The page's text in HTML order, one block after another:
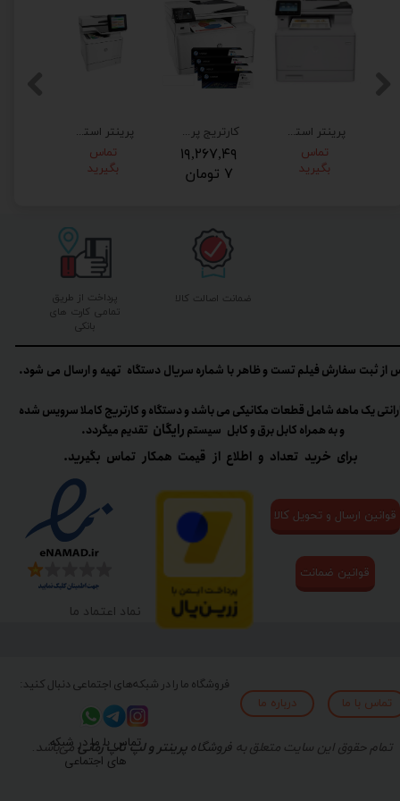
پرینتر استوک چندکاره لیزری رنگی اچ پی مدل M577dn
تماس
بگیرید
کارتریج پرینتر لیزری رنگی اچ پی HP M277dw
۱۹,۲۶۷,۴۹
۷ تومان
پرینتر استوک چند کاره لیزری رنگی اچ پی مدل HP MFP M477fnw
تماس
بگیرید
تمام حقوق این سایت متعلق به فروشگاهپرینتر و لپ تاپ زمانی می‌باشد.
پرداخت از طریق
تمامی کارت های
بانکی
ضمانت اصالت کالا
فروشگاه ما را در شبکه‌های اجتماعی دنبال کنید:
نماد اعتماد ما
تماس با ما درباره ما
برای خرید تعداد و اطلاع از قیمت همکار تماس بگیرید.
از ثبت سفارش فیلم تست و ظاهر با شماره سریال دستگاه تهیه و ارسال می شود.
تماس با ما در شبکه
های اجتماعی
یک ماهه شامل قطعات مکانیکی می باشد و دستگاه و کارتریج کاملا سرویس شده
و به همراه کابل برق و کابل سیستم رایگان تقدیم میگردد.​​​​​​​
قوانین ارسال و تحویل کالا
قوانین ضمانت